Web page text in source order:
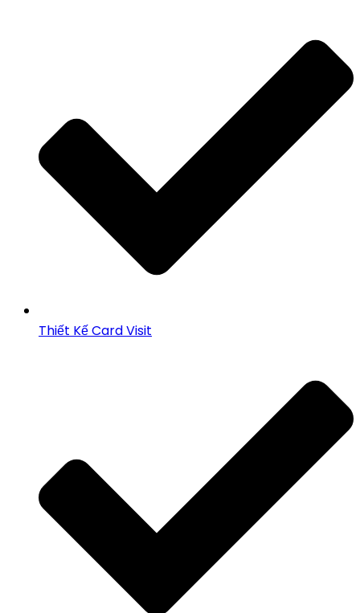
Thiết Kế Card Visit